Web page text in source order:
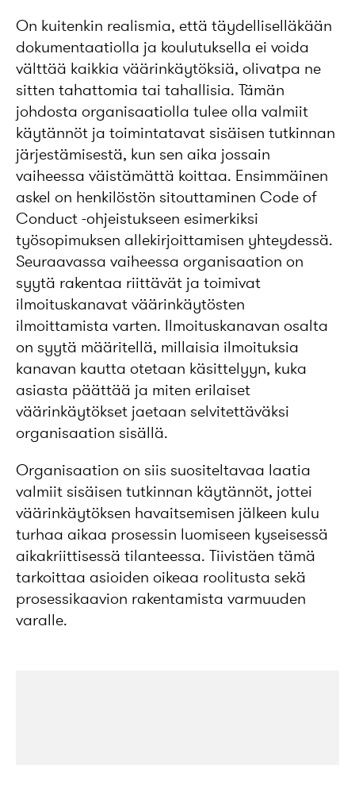
On kuitenkin realismia, että täydelliselläkään
dokumentaatiolla ja koulutuksella ei voida
välttää kaikkia väärinkäytöksiä, olivatpa ne
sitten tahattomia tai tahallisia. Tämän
johdosta organisaatiolla tulee olla valmiit
käytännöt ja toimintatavat sisäisen tutkinnan
järjestämisestä, kun sen aika jossain
vaiheessa väistämättä koittaa. Ensimmäinen
askel on henkilöstön sitouttaminen Code of
Conduct -ohjeistukseen esimerkiksi
työsopimuksen allekirjoittamisen yhteydessä.
Seuraavassa vaiheessa organisaation on
syytä rakentaa riittävät ja toimivat
ilmoituskanavat väärinkäytösten
ilmoittamista varten. Ilmoituskanavan osalta
on syytä määritellä, millaisia ilmoituksia
kanavan kautta otetaan käsittelyyn, kuka
asiasta päättää ja miten erilaiset
väärinkäytökset jaetaan selvitettäväksi
organisaation sisällä.
Organisaation on siis suositeltavaa laatia
valmiit sisäisen tutkinnan käytännöt, jottei
väärinkäytöksen havaitsemisen jälkeen kulu
turhaa aikaa prosessin luomiseen kyseisessä
aikakriittisessä tilanteessa. Tiivistäen tämä
tarkoittaa asioiden oikeaa roolitusta sekä
prosessikaavion rakentamista varmuuden
varalle.